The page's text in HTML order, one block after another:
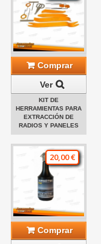
Comprar
Ver
KIT DE
HERRAMIENTAS PARA
EXTRACCIÓN DE
RADIOS Y PANELES
20,00 €
Comprar